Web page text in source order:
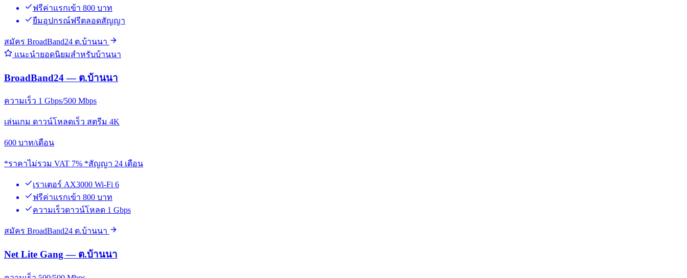
ฟรีค่าแรกเข้า 800 บาท
ยืมอุปกรณ์ฟรีตลอดสัญญา
สมัคร BroadBand24 ต.บ้านนา
แนะนำยอดนิยมสำหรับบ้านนา
BroadBand24 — ต.บ้านนา
ความเร็ว 1 Gbps/500 Mbps
เล่นเกม ดาวน์โหลดเร็ว สตรีม 4K
600 บาท/เดือน
*ราคาไม่รวม VAT 7% *สัญญา 24 เดือน
เราเตอร์ AX3000 Wi-Fi 6
ฟรีค่าแรกเข้า 800 บาท
ความเร็วดาวน์โหลด 1 Gbps
สมัคร BroadBand24 ต.บ้านนา
Net Lite Gang — ต.บ้านนา